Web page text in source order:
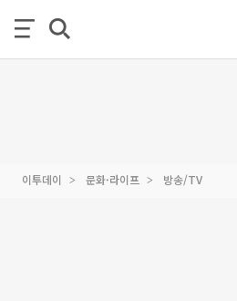
이투데이 문화·라이프 방송/TV